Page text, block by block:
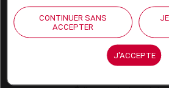
Service client
Contact
Espace partenaires
CONTINUER SANS
ACCEPTER
J'ACCEPTE